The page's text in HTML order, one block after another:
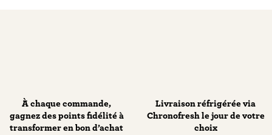
À chaque commande,
gagnez des points fidélité à
transformer en bon d’achat
Livraison réfrigérée via
Chronofresh le jour de votre
choix